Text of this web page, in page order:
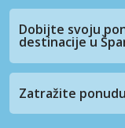
Dobijte svoju
destinacije u
Zatražite